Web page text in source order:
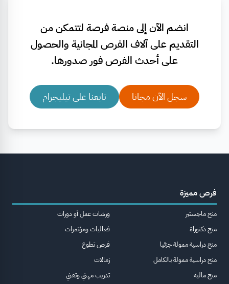
انضم الآن إلى منصة فرصة لتتمكن من
التقديم على آلاف الفرص المجانية والحصول
على أحدث الفرص فور صدورها.
سجل الآن مجانا تابعنا على تيليجرام
فرص مميزة
منح ماجستير
منح دكتوراة
منح دراسية ممولة جزئيا
منح دراسية ممولة بالكامل
منح مالية
ورشات عمل أو دورات
فعاليات ومؤتمرات
فرص تطوع
زمالات
تدريب مهني وتقني